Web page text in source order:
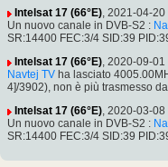
Intelsat 17 (66°E), 2021-04-20
Un nuovo canale in DVB-S2 :
SR:14400 FEC:3/4 SID:39
Intelsat 17 (66°E), 2020-09-01
Navtej TV ha lasciato
4]/3902), non è più trasmesso
Intelsat 17 (66°E), 2020-03-08
Un nuovo canale in DVB-S2 :
SR:14400 FEC:3/4 SID:39